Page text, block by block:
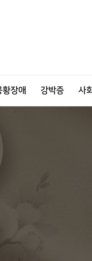
황장애 강박증 사